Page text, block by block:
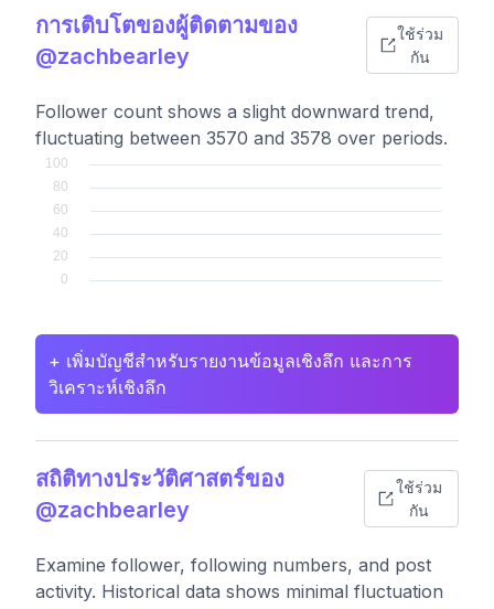
การเติบโตของผู้ติดตามของ
@zachbearley
ใช้ร่วม
กัน
Follower count shows a slight downward trend,
fluctuating between 3570 and 3578 over periods.
+ เพิ่มบัญชีสำหรับรายงานข้อมูลเชิงลึก และการ
วิเคราะห์เชิงลึก
สถิติทางประวัติศาสตร์ของ
@zachbearley
ใช้ร่วม
กัน
Examine follower, following numbers, and post
activity. Historical data shows minimal fluctuation